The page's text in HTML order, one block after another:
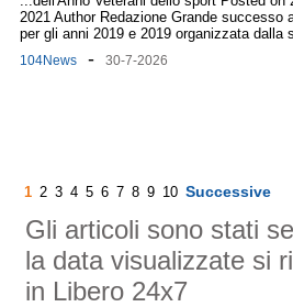
2021 Author Redazione Grande successo
per gli anni 2019 e 2019 organizzata dalla
104News - 30-7-2026
1 2 3 4 5 6 7 8 9 10 Successive
Gli articoli sono stati
la data visualizzate si
in Libero 24x7